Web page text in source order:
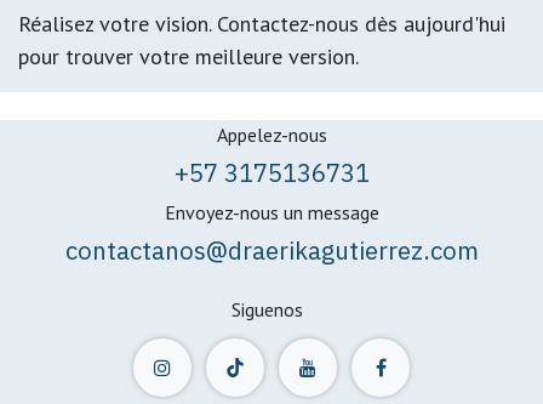
Réalisez votre vision. Contactez-nous dès aujourd'hui
pour trouver votre meilleure version.
Appelez-nous
+57 3175136731
Envoyez-nous un message
contactanos@draerikagutierrez.com
Siguenos